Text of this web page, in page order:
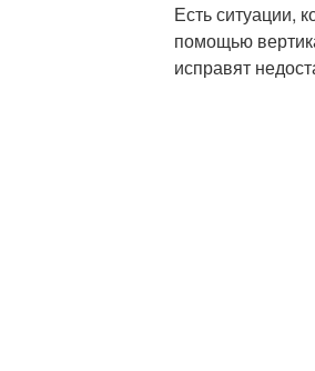
Есть ситуации,
помощью
исправят